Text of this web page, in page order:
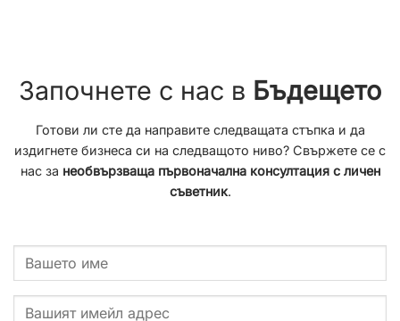
Започнете с нас в Бъдещето
Готови ли сте да направите следващата стъпка и да
издигнете бизнеса си на следващото ниво? Свържете се с
нас за необвързваща първоначална консултация с личен
съветник.